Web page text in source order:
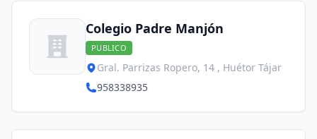
Colegio Padre Manjón
PUBLICO
Gral. Parrizas Ropero, 14 , Huétor Tájar
958338935